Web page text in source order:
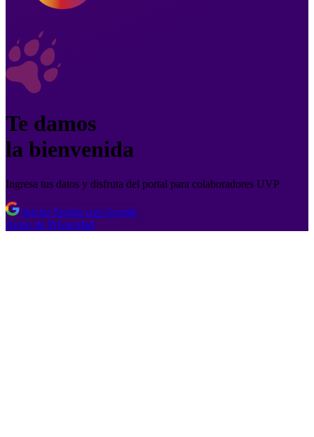
Te damos
la bienvenida
Ingresa tus datos y disfruta del portal para colaboradores UVP
Iniciar Sesión con Google
Aviso de Privacidad